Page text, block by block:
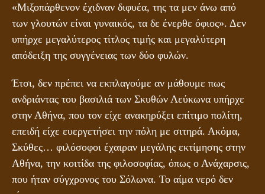
«Μιξοπάρθενον έχιδναν διφυέα, της τα μεν άνω από
των γλουτών είναι γυναικός, τα δε ένερθε όφιος». Δεν
υπήρχε μεγαλύτερος τίτλος τιμής και μεγαλύτερη
απόδειξη της συγγένειας των δύο φυλών.
Έτσι, δεν πρέπει να εκπλαγούμε αν μάθουμε πως
ανδριάντας του βασιλιά των Σκυθών Λεύκωνα υπήρχε
στην Αθήνα, που τον είχε ανακηρύξει επίτιμο πολίτη,
επειδή είχε ευεργετήσει την πόλη με σιτηρά. Ακόμα,
Σκύθες… φιλόσοφοι έχαιραν μεγάλης εκτίμησης στην
Αθήνα, την κοιτίδα της φιλοσοφίας, όπως ο Ανάχαρσις,
που ήταν σύγχρονος του Σόλωνα. Το αίμα νερό δεν